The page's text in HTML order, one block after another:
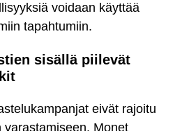
voidaan käyttää
tapahtumiin.
sisällä piilevät
eivät rajoitu
Monet